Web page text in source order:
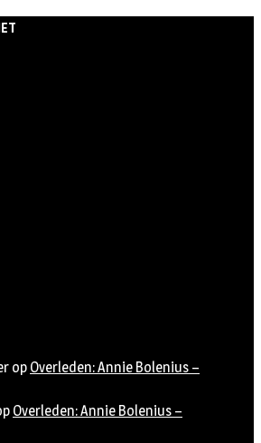
op Overleden: Annie Bolenius –
Overleden: Annie Bolenius –